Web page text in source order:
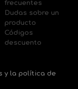
frecuentes
Dudas sobre un
producto
Códigos
descuento
y la política de